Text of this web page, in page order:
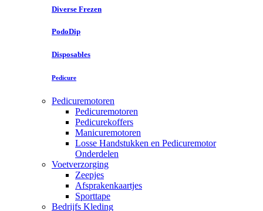
Diverse Frezen
PodoDip
Disposables
Pedicure
Pedicuremotoren
Pedicuremotoren
Pedicurekoffers
Manicuremotoren
Losse Handstukken en Pedicuremotor
Onderdelen
Voetverzorging
Zeepjes
Afsprakenkaartjes
Sporttape
Bedrijfs Kleding